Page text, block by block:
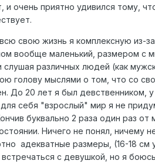
очень приятно удивился тому,
свою жизнь я комплексную из-
вообще маленький, размером с
различных людей (как
голову мыслями о том, что со
До 20 лет я был девственником,
себя "взрослый" мир я не
буквально 2 раза один раз от
Ничего не понял, ничему
адекватные размеры, (16-18 см у
с девушкой, но я